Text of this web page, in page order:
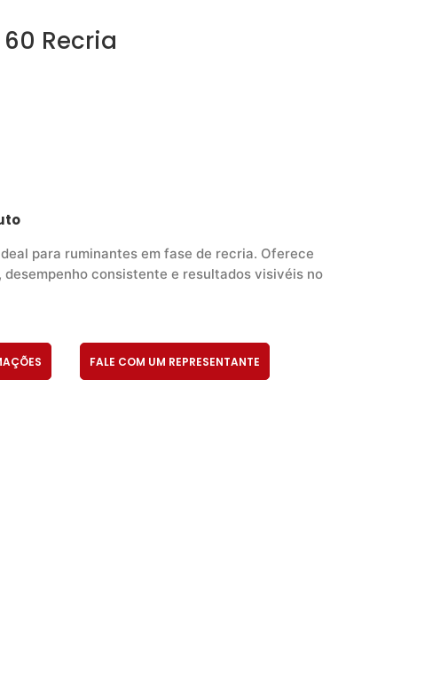
60 Recria
para ruminantes em fase de recria. Oferece
consistente e resultados visivéis no
FALE COM UM REPRESENTANTE